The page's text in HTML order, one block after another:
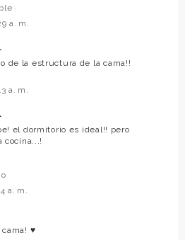
·
a. m.
de la estructura de la cama!!
a. m.
el dormitorio es ideal!! pero
cocina...!
a. m.
♥